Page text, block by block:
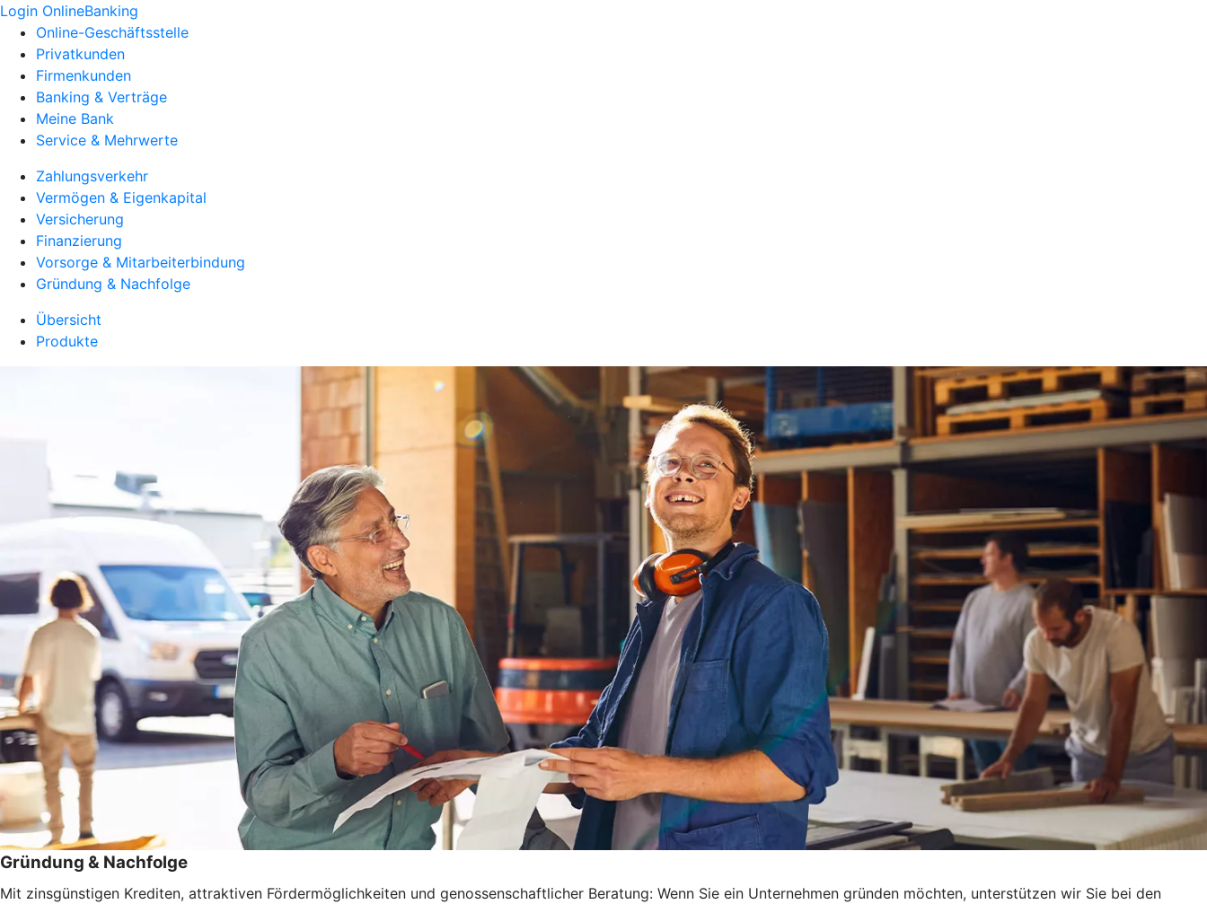
Login OnlineBanking
Online-Geschäftsstelle
Privatkunden
Firmenkunden
Banking & Verträge
Meine Bank
Service & Mehrwerte
Zahlungsverkehr
Vermögen & Eigenkapital
Versicherung
Finanzierung
Vorsorge & Mitarbeiterbindung
Gründung & Nachfolge
Übersicht
Produkte
Gründung & Nachfolge
Mit zinsgünstigen Krediten, attraktiven Fördermöglichkeiten und genossenschaftlicher Beratung: Wenn Sie ein Unternehmen gründen möchten, unterstützen wir Sie bei den